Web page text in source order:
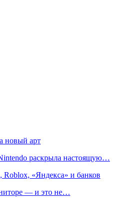
новый арт
раскрыла настоящую…
Roblox, «Яндекса» и банков
— и это не…